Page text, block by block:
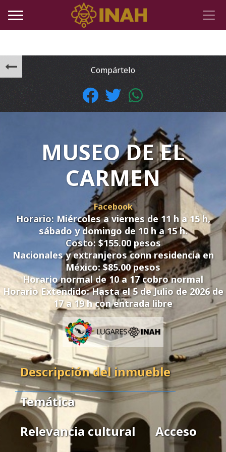
Compártelo
MUSEO DE EL
CARMEN
Facebook
Horario:Miércoles a viernes de 11 h a 15 h,
sábado y domingo de 10 h a 15 h.
Costo: $155.00 pesos
Nacionales y extranjeros conn residencia en
México: $85.00 pesos
Horario normal de 10 a 17 cobro normal
Horario Extendido: Hasta el 5 de Julio de 2026 de
17 a 19 h con entrada libre
Descripción del inmueble
Temática
Relevancia cultural
Acceso